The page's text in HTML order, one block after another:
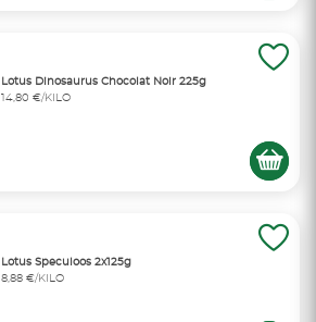
Lotus Dinosaurus Chocolat Noir 225g
14,80 €/KILO
Lotus Speculoos 2x125g
8,88 €/KILO